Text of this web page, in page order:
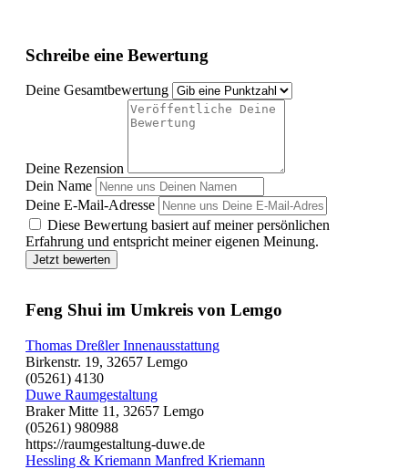
Schreibe eine Bewertung
Deine Gesamtbewertung
Deine Rezension
Dein Name
Deine E-Mail-Adresse
Diese Bewertung basiert auf meiner persönlichen
Erfahrung und entspricht meiner eigenen Meinung.
Jetzt bewerten
Feng Shui im Umkreis von Lemgo
Thomas Dreßler Innenausstattung
Birkenstr. 19, 32657 Lemgo
(05261) 4130
Duwe Raumgestaltung
Braker Mitte 11, 32657 Lemgo
(05261) 980988
https://raumgestaltung-duwe.de
Hessling & Kriemann Manfred Kriemann